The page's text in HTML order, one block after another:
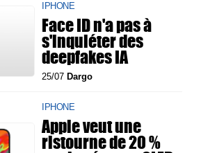
IPHONE
Face ID n'a pas à
s'inquiéter des
deepfakes IA
25/07 Dargo
IPHONE
Apple veut une
ristourne de 20 %